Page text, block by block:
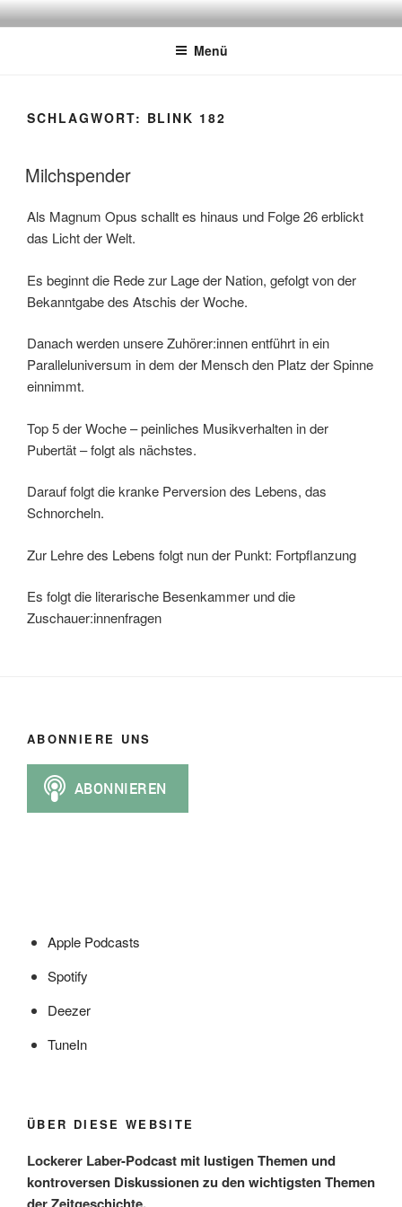
Zum
InhaltATSCHEBÄREBACH
Mit viel Spaß, Humor und Sarkasmus
Menü
SCHLAGWORT: BLINK 182
Milchspender
Als Magnum Opus schallt es hinaus und Folge 26 erblickt
das Licht der Welt.
Es beginnt die Rede zur Lage der Nation, gefolgt von der
Bekanntgabe des Atschis der Woche.
Danach werden unsere Zuhörer:innen entführt in ein
Paralleluniversum in dem der Mensch den Platz der Spinne
einnimmt.
Top 5 der Woche – peinliches Musikverhalten in der
Pubertät – folgt als nächstes.
Darauf folgt die kranke Perversion des Lebens, das
Schnorcheln.
Zur Lehre des Lebens folgt nun der Punkt: Fortpflanzung
Es folgt die literarische Besenkammer und die
Zuschauer:innenfragen
ABONNIERE UNS
Apple Podcasts
Spotify
Deezer
TuneIn
ÜBER DIESE WEBSITE
Lockerer Laber-Podcast mit lustigen Themen und
kontroversen Diskussionen zu den wichtigsten Themen